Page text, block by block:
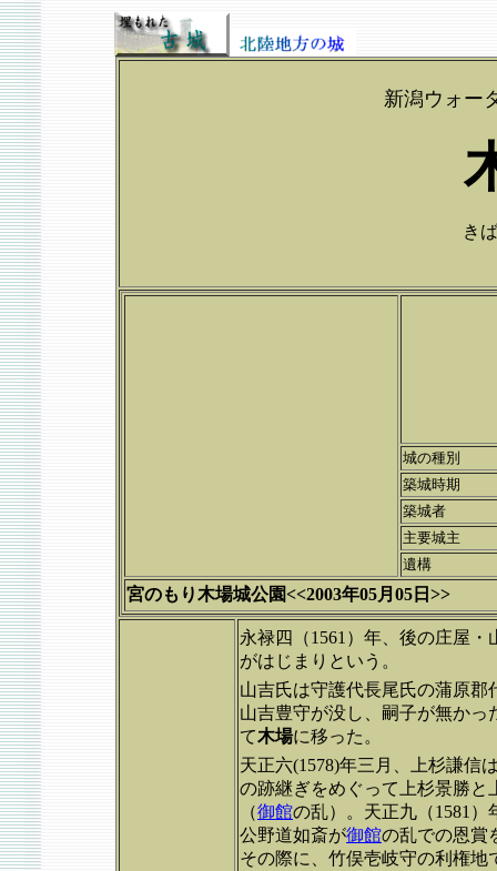
新潟ウォー
き
城の種別
築城時期
築城者
主要城主
遺構
宮のもり木場城公園<<2003年05月05日>>
永禄四（1561）年、後の庄屋
がはじまりという。
山吉氏は守護代長尾氏の蒲原郡
山吉豊守が没し、嗣子が無かっ
て木場に移った。
天正六(1578)年三月、上杉謙信
の跡継ぎをめぐって上杉景勝と
（御館の乱）。天正九（1581）
公野道如斎が御館の乱での恩賞
その際に、竹俣壱岐守の利権